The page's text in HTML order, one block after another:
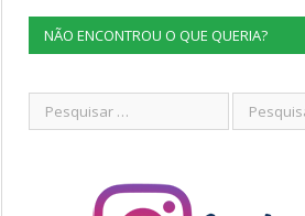
NÃO ENCONTROU O QUE QUERIA?